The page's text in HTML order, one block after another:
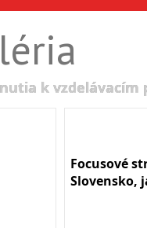
k vzdelávacím
Focusové
Slovensko,